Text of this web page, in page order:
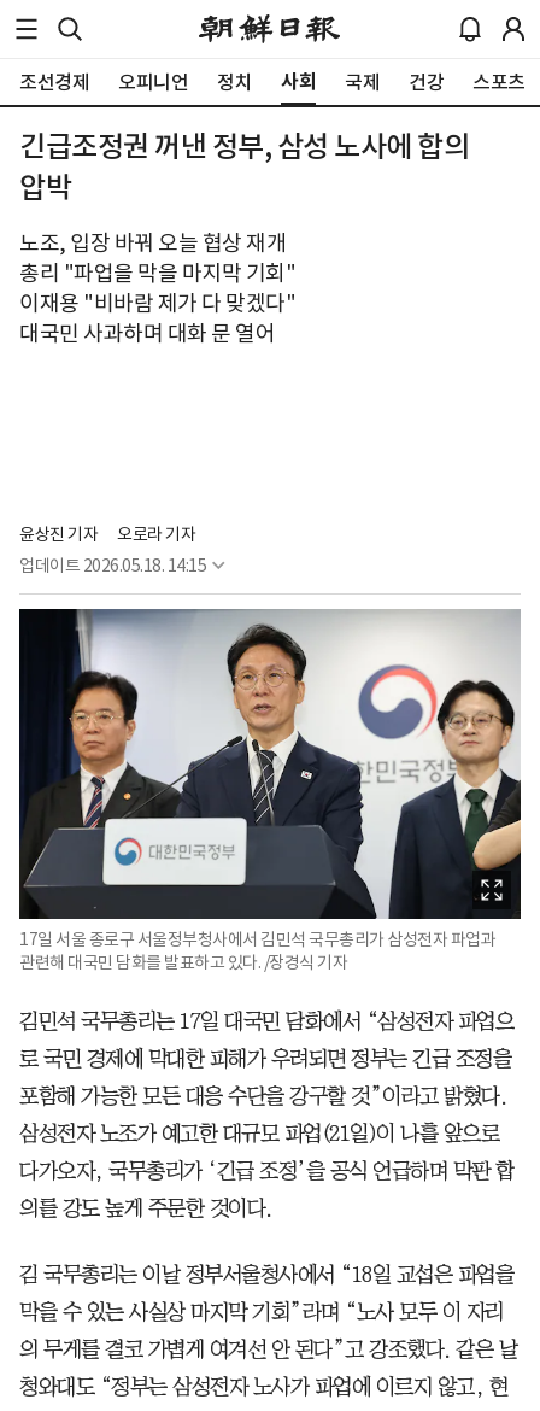
조선경제 오피니언 정치 사회 국제 건강 스포츠
긴급조정권 꺼낸 정부, 삼성 노사에 합의
압박
노조, 입장 바꿔 오늘 협상 재개
총리 "파업을 막을 마지막 기회"
이재용 "비바람 제가 다 맞겠다"
대국민 사과하며 대화 문 열어
윤상진 기자
오로라 기자
업데이트 2026.05.18. 14:15
17일 서울 종로구 서울정부청사에서 김민석 국무총리가 삼성전자 파업과
관련해 대국민 담화를 발표하고 있다. /장경식 기자
김민석 국무총리는 17일 대국민 담화에서 “삼성전자 파업으
로 국민 경제에 막대한 피해가 우려되면 정부는 긴급 조정을
포함해 가능한 모든 대응 수단을 강구할 것”이라고 밝혔다.
삼성전자 노조가 예고한 대규모 파업(21일)이 나흘 앞으로
다가오자, 국무총리가 ‘긴급 조정’을 공식 언급하며 막판 합
의를 강도 높게 주문한 것이다.
김 국무총리는 이날 정부서울청사에서 “18일 교섭은 파업을
막을 수 있는 사실상 마지막 기회”라며 “노사 모두 이 자리
의 무게를 결코 가볍게 여겨선 안 된다”고 강조했다. 같은 날
청와대도 “정부는 삼성전자 노사가 파업에 이르지 않고, 현